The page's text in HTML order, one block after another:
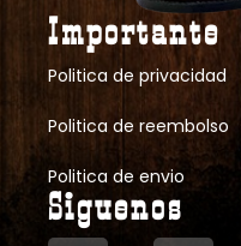
Importante
Politica de privacidad
Politica de reembolso
Politica de envio
Siguenos